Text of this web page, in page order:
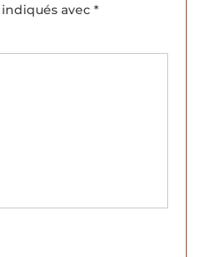
avec *